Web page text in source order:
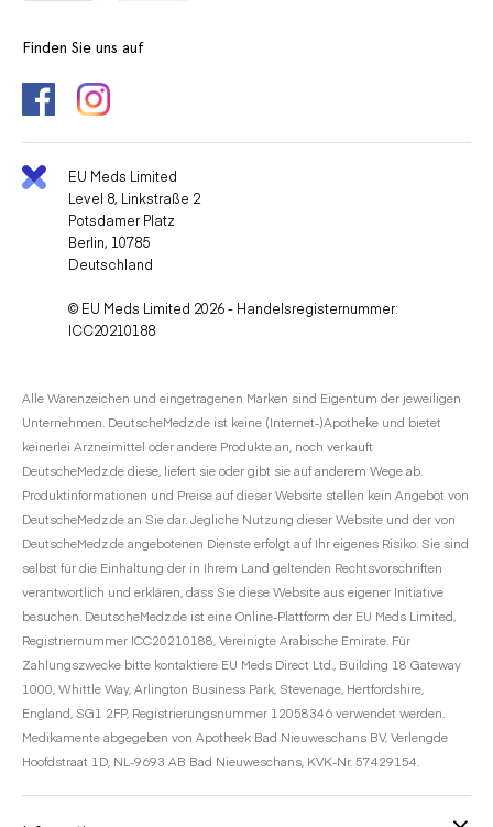
Finden Sie uns auf
EU Meds Limited
Level 8, Linkstraße 2
Potsdamer Platz
Berlin, 10785
Deutschland
© EU Meds Limited 2026 - Handelsregisternummer:
ICC20210188
Alle Warenzeichen und eingetragenen Marken sind Eigentum der jeweiligen
Unternehmen. DeutscheMedz.de ist keine (Internet-)Apotheke und bietet
keinerlei Arzneimittel oder andere Produkte an, noch verkauft
DeutscheMedz.de diese, liefert sie oder gibt sie auf anderem Wege ab.
Produktinformationen und Preise auf dieser Website stellen kein Angebot von
DeutscheMedz.de an Sie dar. Jegliche Nutzung dieser Website und der von
DeutscheMedz.de angebotenen Dienste erfolgt auf Ihr eigenes Risiko. Sie sind
selbst für die Einhaltung der in Ihrem Land geltenden Rechtsvorschriften
verantwortlich und erklären, dass Sie diese Website aus eigener Initiative
besuchen. DeutscheMedz.de ist eine Online-Plattform der EU Meds Limited,
Registriernummer ICC20210188, Vereinigte Arabische Emirate. Für
Zahlungszwecke bitte kontaktiere EU Meds Direct Ltd., Building 18 Gateway
1000, Whittle Way, Arlington Business Park, Stevenage, Hertfordshire,
England, SG1 2FP, Registrierungsnummer 12058346 verwendet werden.
Medikamente abgegeben von Apotheek Bad Nieuweschans BV, Verlengde
Hoofdstraat 1D, NL-9693 AB Bad Nieuweschans, KVK-Nr. 57429154.